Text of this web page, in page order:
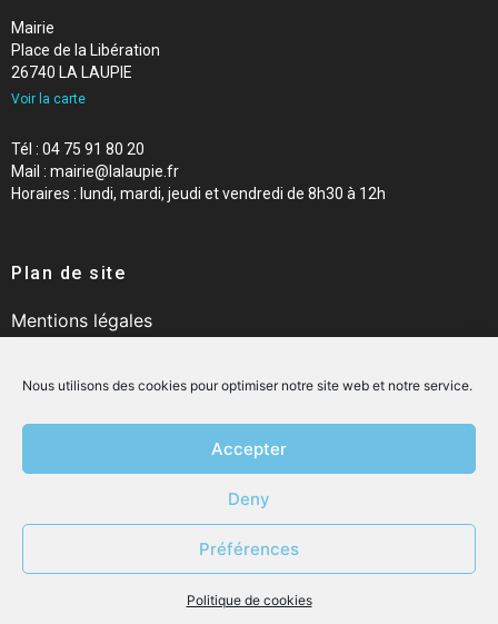
Nous utilisons des cookies pour optimiser notre site web et notre service.
Accepter
Deny
Préférences
Politique de cookies
Mairie
Place de la Libération
26740 LA LAUPIE
Voir la carte
Tél : 04 75 91 80 20
Mail : mairie@lalaupie.fr
Horaires : lundi, mardi, jeudi et vendredi de 8h30 à 12h
Plan de site
Mentions légales
Créé avec passion par Jimmy Lejeune Tous
les droits sont réservés.